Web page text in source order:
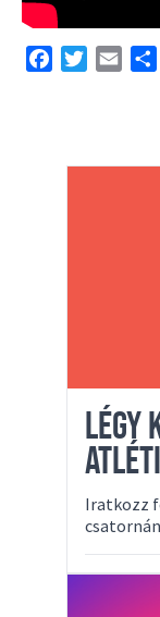
FacebookTwitterEmail
LÉGY
Iratkozz